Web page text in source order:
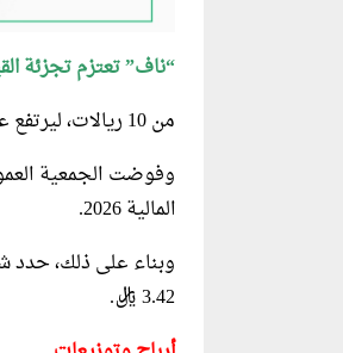
“ناف” تعتزم تجزئة
من 10 ريالات، ليرتفع عدد الأسهم من مليوني سهم إلى 20 مليون سهم، دون تغير في رأسمال الشركة.
وفوضت الجمعية
المالية 2026.
وبناء على ذلك، حدد
3.42 ريال.